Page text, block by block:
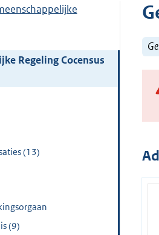
Regeling Cocensus
(13)
(9)